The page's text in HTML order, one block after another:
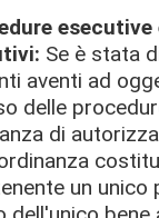
Se è stata
aventi ad
delle
di
un unico